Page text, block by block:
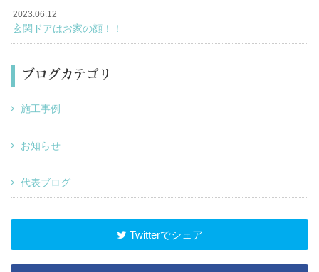
2023.06.12
玄関ドアはお家の顔！！
ブログカテゴリ
施工事例
お知らせ
代表ブログ
Twitterでシェア